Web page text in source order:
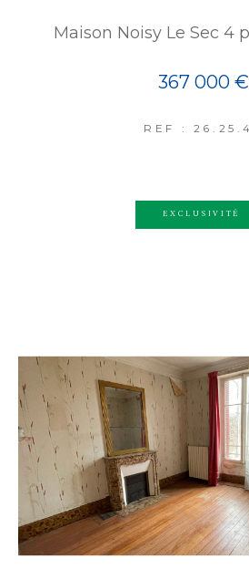
Maison Noisy Le Sec 4
367 000 €
REF :
EXCLUSIVITÉ